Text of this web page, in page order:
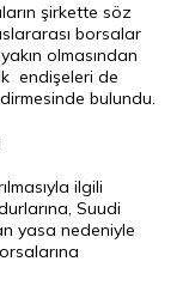
şirkette söz
borsalar
olmasından
endişeleri de
bulundu.
ilgili
Suudi
yasa nedeniyle